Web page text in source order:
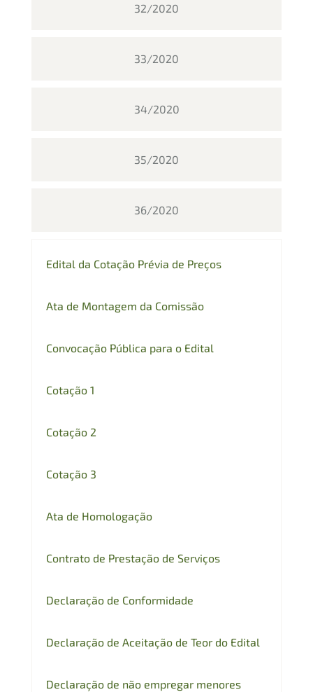
32/2020
33/2020
34/2020
35/2020
36/2020
Edital da Cotação Prévia de Preços
Ata de Montagem da Comissão
Convocação Pública para o Edital
Cotação 1
Cotação 2
Cotação 3
Ata de Homologação
Contrato de Prestação de Serviços
Declaração de Conformidade
Declaração de Aceitação de Teor do Edital
Declaração de não empregar menores